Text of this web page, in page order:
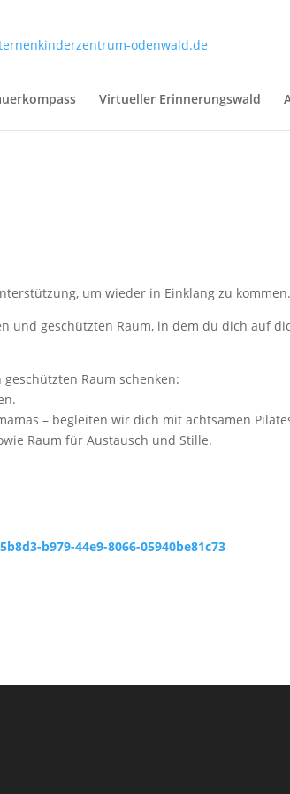
Virtueller Erinnerungswald
um wieder in Einklang zu
und geschützten Raum, in dem du dich auf
Raum schenken:
– begleiten wir dich mit achtsamen
Raum für Austausch und Stille.
b979-44e9-8066-05940be81c73